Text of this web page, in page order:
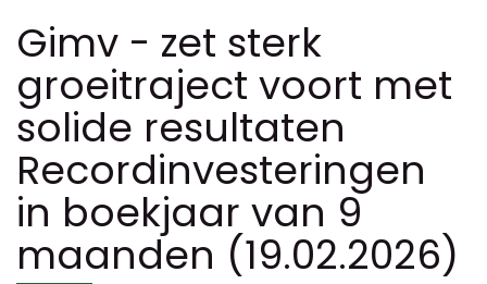
Gimv - zet sterk
groeitraject voort met
solide resultaten
Recordinvesteringen
in boekjaar van 9
maanden (19.02.2026)